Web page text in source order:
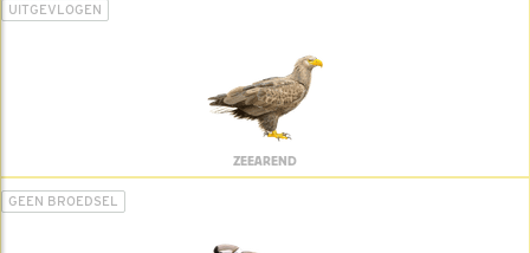
UITGEVLOGEN
ZEEAREND
GEEN BROEDSEL